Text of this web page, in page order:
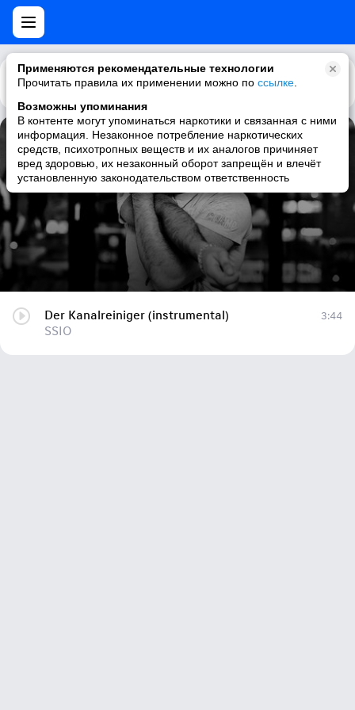
Применяются рекомендательные технологии
Прочитать правила их применении можно по ссылке
Возможны упоминания
В контенте могут упоминаться наркотики и связанная с ними
информация. Незаконное потребление наркотических
средств, психотропных веществ и их аналогов причиняет
вред здоровью, их незаконный оборот запрещён и влечёт
установленную законодательством ответственность
Каталог Рекомендации
Der Kanalreiniger (instrumental)
SSIO
Der Kanalreiniger (instrumental)
SSIO
3:44